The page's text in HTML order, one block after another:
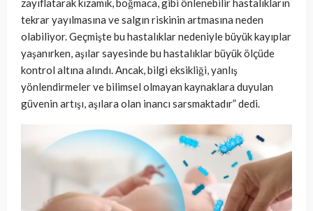
zayıflatarak kızamık, boğmaca, gibi önlenebilir hastalıkların
tekrar yayılmasına ve salgın riskinin artmasına neden
olabiliyor. Geçmişte bu hastalıklar nedeniyle büyük kayıplar
yaşanırken, aşılar sayesinde bu hastalıklar büyük ölçüde
kontrol altına alındı. Ancak, bilgi eksikliği, yanlış
yönlendirmeler ve bilimsel olmayan kaynaklara duyulan
güvenin artışı, aşılara olan inancı sarsmaktadır” dedi.